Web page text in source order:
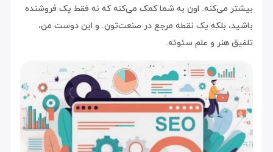
بیشتر می‌کنه. اون به شما کمک می‌کنه که نه فقط یک فروشنده
باشید، بلکه یک نقطه مرجع در صنعت‌تون. و این دوست من،
تلفیق هنر و علم سئوئه.